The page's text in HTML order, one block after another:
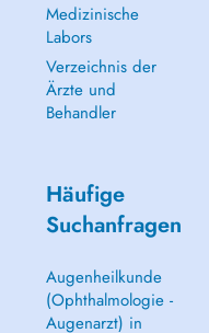
Medizinische
Labors
Verzeichnis der
Ärzte und
Behandler
Häufige
Suchanfragen
Augenheilkunde
(Ophthalmologie -
Augenarzt) in